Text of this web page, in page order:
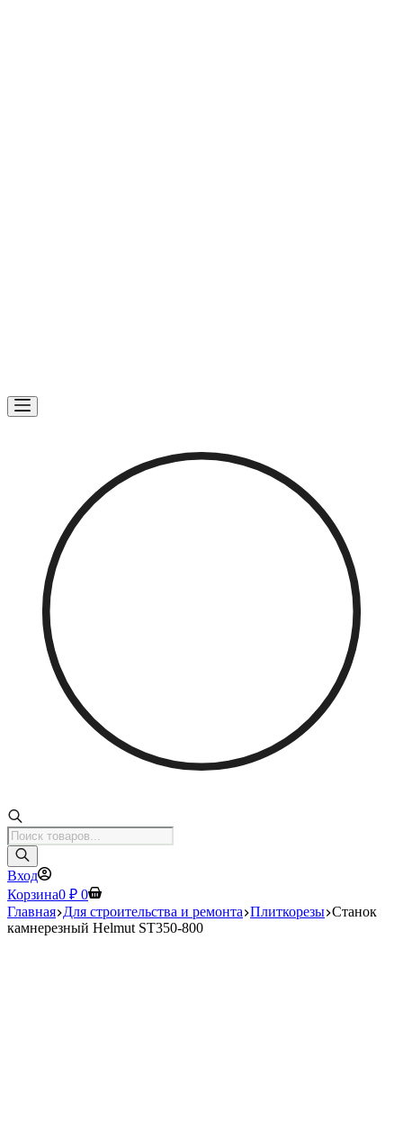
Поиск
товаров
Вход
Корзина0 ₽ 0
Главная Для строительства и ремонта Плиткорезы Станок
камнерезный Helmut ST350-800